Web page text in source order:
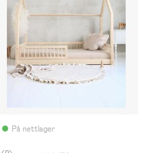
På nettlager